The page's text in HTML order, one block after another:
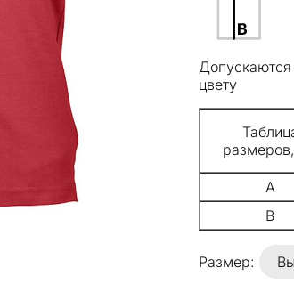
цвету
A
B
Размер: